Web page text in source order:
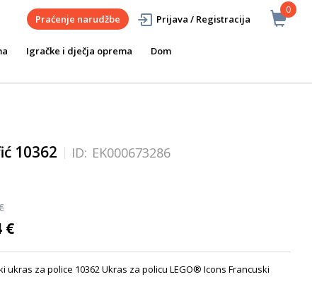
0
Praćenje narudžbe Prijava / Registracija
Igračke i dječja oprema
Dom
10362 ID: EK000673286
€
ukras za police 10362 Ukras za policu LEGO® Icons Francuski